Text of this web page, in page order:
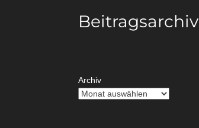
Beitragsarchiv
Archiv